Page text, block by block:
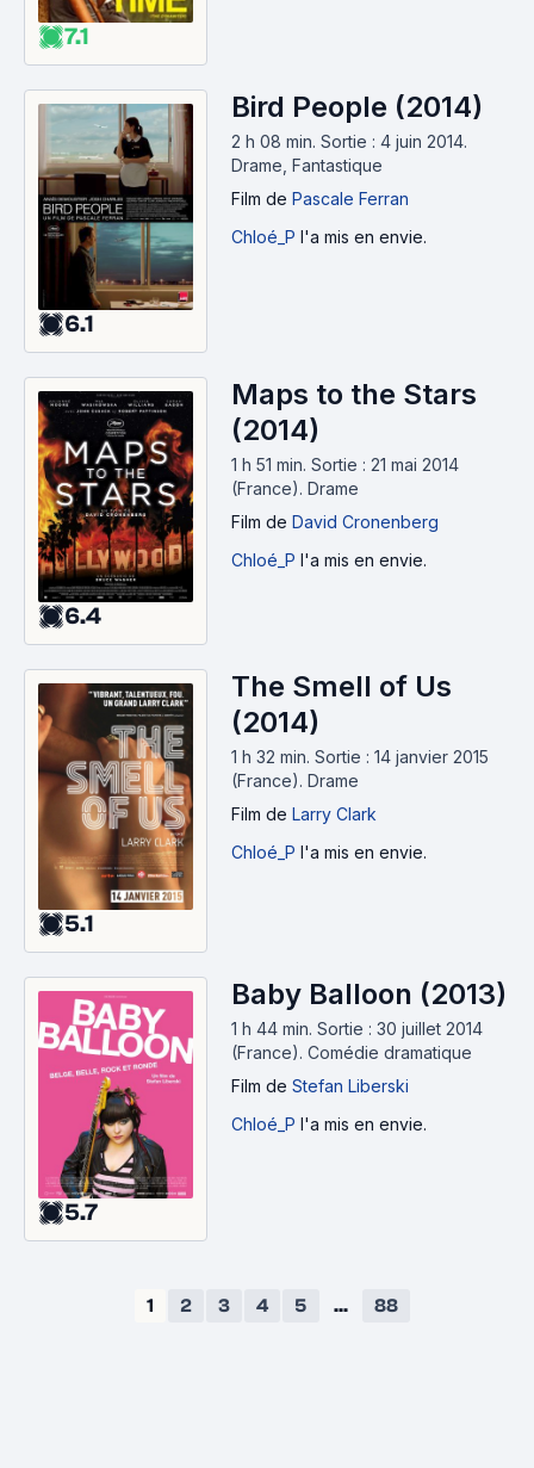
7.1
6.1
Bird People (2014)
2 h 08 min. Sortie : 4 juin 2014.
Drame, Fantastique
Film de Pascale Ferran
Chloé_P l'a mis en envie.
6.4
Maps to the Stars
(2014)
1 h 51 min. Sortie : 21 mai 2014
(France). Drame
Film de David Cronenberg
Chloé_P l'a mis en envie.
5.1
The Smell of Us
(2014)
1 h 32 min. Sortie : 14 janvier 2015
(France). Drame
Film de Larry Clark
Chloé_P l'a mis en envie.
5.7
Baby Balloon (2013)
1 h 44 min. Sortie : 30 juillet 2014
(France). Comédie dramatique
Film de Stefan Liberski
Chloé_P l'a mis en envie.
1 2 3 4 5 ... 88